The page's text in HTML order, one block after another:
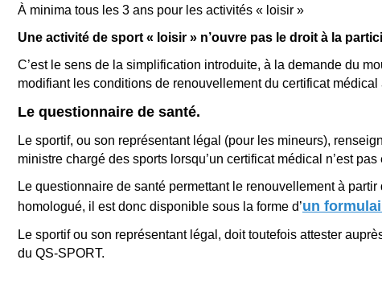
À minima tous les 3 ans pour les activités « loisir »
Une activité de sport « loisir » n’ouvre pas le droit à la
C’est le sens de la simplification introduite, à la demande du
modifiant les conditions de renouvellement du certificat
Le questionnaire de santé.
Le sportif, ou son représentant légal (pour les mineurs),
ministre chargé des sports lorsqu’un certificat médical n’est pas
Le questionnaire de santé permettant le renouvellement à
homologué, il est donc disponible sous la forme d’un
Le sportif ou son représentant légal, doit toutefois attester
du QS-SPORT.